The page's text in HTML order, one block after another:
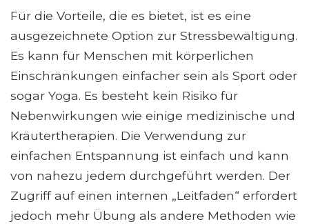
Für die Vorteile, die es bietet, ist es eine
ausgezeichnete Option zur Stressbewältigung.
Es kann für Menschen mit körperlichen
Einschränkungen einfacher sein als Sport oder
sogar Yoga. Es besteht kein Risiko für
Nebenwirkungen wie einige medizinische und
Kräutertherapien. Die Verwendung zur
einfachen Entspannung ist einfach und kann
von nahezu jedem durchgeführt werden. Der
Zugriff auf einen internen „Leitfaden“ erfordert
jedoch mehr Übung als andere Methoden wie